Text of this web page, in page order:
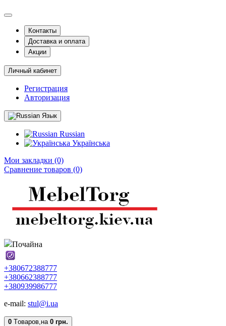
Контакты
Доставка и оплата
Акции
Личный кабинет
Регистрация
Авторизация
Язык
Russian
Українська
Мои закладки (0)
Сравнение товаров (0)
Почайна
+380672388777
+380662388777
+380939986777
e-mail: stul@i.ua
0 Tоваров,на 0 грн.